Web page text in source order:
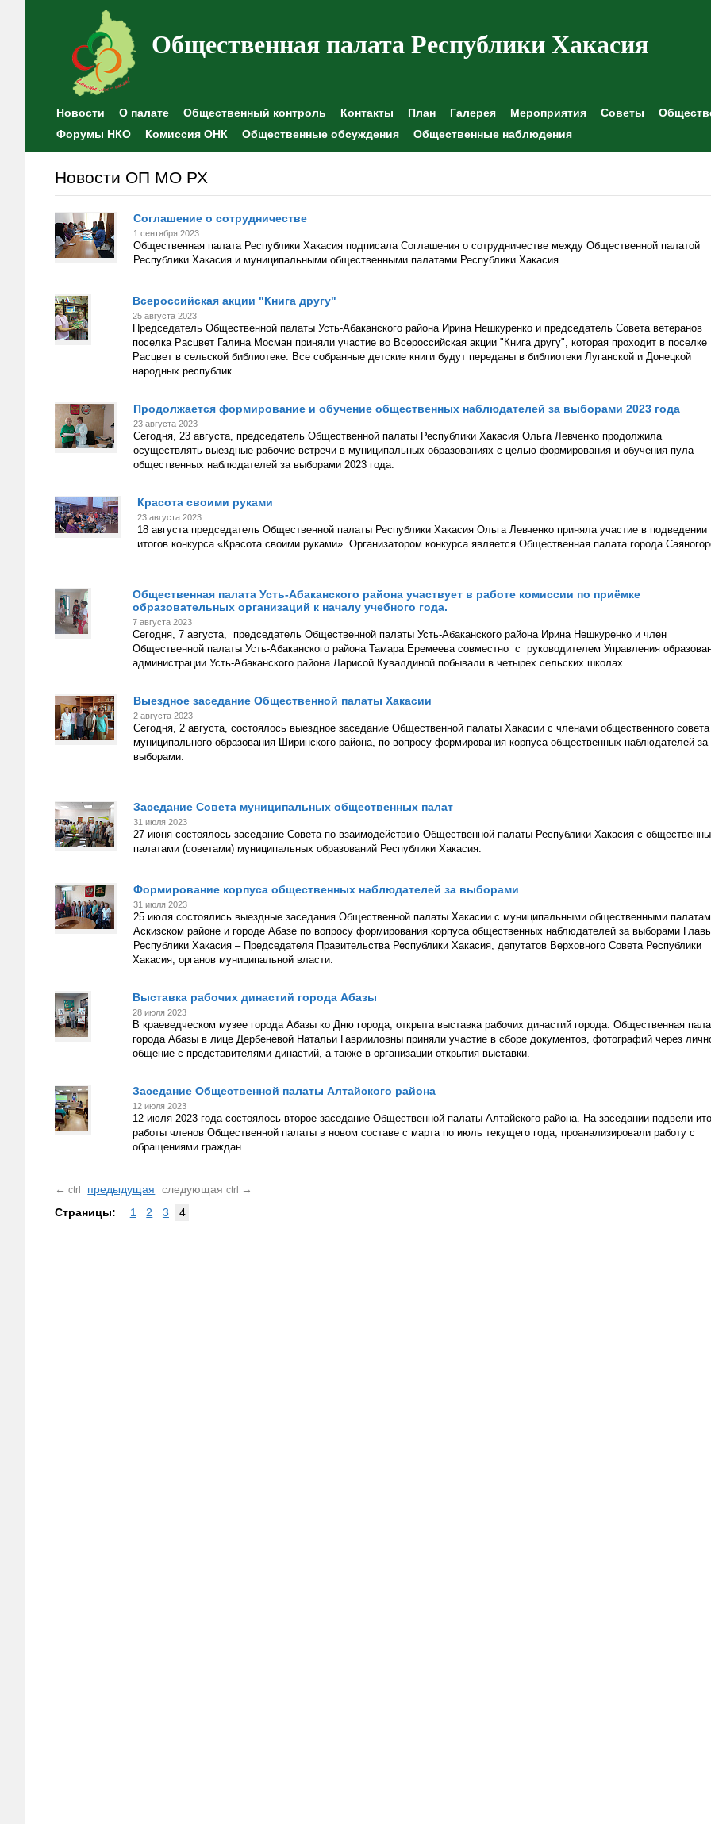
Общественная палата Республики Хакасия
Новости О палате Общественный контроль Контакты План Галерея Мероприятия Советы
Форумы НКО
Комиссия ОНК Общественные обсуждения Общественные наблюдения
Новости ОП МО РХ
Соглашение о сотрудничестве
1 сентября 2023
Общественная палата Республики Хакасия подписала Соглашения о сотрудничестве между Общественной палатой
Республики Хакасия и муниципальными общественными палатами Республики Хакасия.
Всероссийская акции "Книга другу"
25 августа 2023
Председатель Общественной палаты Усть-Абаканского района Ирина Нешкуренко и председатель Совета ветеранов
поселка Расцвет Галина Мосман приняли участие во Всероссийская акции "Книга другу", которая проходит в поселке
Расцвет в сельской библиотеке. Все собранные детские книги будут переданы в библиотеки Луганской и Донецкой
народных республик.
Продолжается формирование и обучение общественных наблюдателей за выборами 2023 года
23 августа 2023
Сегодня, 23 августа, председатель Общественной палаты Республики Хакасия Ольга Левченко продолжила
осуществлять выездные рабочие встречи в муниципальных образованиях с целью формирования и обучения пула
общественных наблюдателей за выборами 2023 года.
Красота своими руками
23 августа 2023
18 августа председатель Общественной палаты Республики Хакасия Ольга Левченко приняла участие в подведении
итогов конкурса «Красота своими руками». Организатором конкурса является Общественная палата города
Общественная палата Усть-Абаканского района участвует в работе комиссии по приёмке
образовательных организаций к началу учебного года.
7 августа 2023
Сегодня, 7 августа, председатель Общественной палаты Усть-Абаканского района Ирина Нешкуренко и член
Общественной палаты Усть-Абаканского района Тамара Еремеева совместно с руководителем Управления
администрации Усть-Абаканского района Ларисой Кувалдиной побывали в четырех сельских школах.
Выездное заседание Общественной палаты Хакасии
2 августа 2023
Сегодня, 2 августа, состоялось выездное заседание Общественной палаты Хакасии с членами общественного совета
муниципального образования Ширинского района, по вопросу формирования корпуса общественных наблюдателей за
выборами.
Заседание Совета муниципальных общественных палат
31 июля 2023
27 июня состоялось заседание Совета по взаимодействию Общественной палаты Республики Хакасия с
палатами (советами) муниципальных образований Республики Хакасия.
Формирование корпуса общественных наблюдателей за выборами
31 июля 2023
25 июля состоялись выездные заседания Общественной палаты Хакасии с муниципальными общественными
Аскизском районе и городе Абазе по вопросу формирования корпуса общественных наблюдателей за выборами
Республики Хакасия – Председателя Правительства Республики Хакасия, депутатов Верховного Совета Республики
Хакасия, органов муниципальной власти.
Выставка рабочих династий города Абазы
28 июля 2023
В краеведческом музее города Абазы ко Дню города, открыта выставка рабочих династий города. Общественная
города Абазы в лице Дербеневой Натальи Гаврииловны приняли участие в сборе документов, фотографий через
общение с представителями династий, а также в организации открытия выставки.
Заседание Общественной палаты Алтайского района
12 июля 2023
12 июля 2023 года состоялось второе заседание Общественной палаты Алтайского района. На заседании подвели
работы членов Общественной палаты в новом составе с марта по июль текущего года, проанализировали работу с
обращениями граждан.
← ctrl предыдущая следующая ctrl
→
Страницы:
1 2 3 4